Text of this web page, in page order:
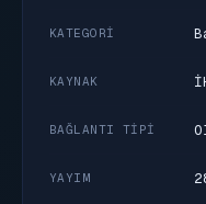
KATEGORI
KAYNAK
BAĞLANTI TIPI
YAYIM